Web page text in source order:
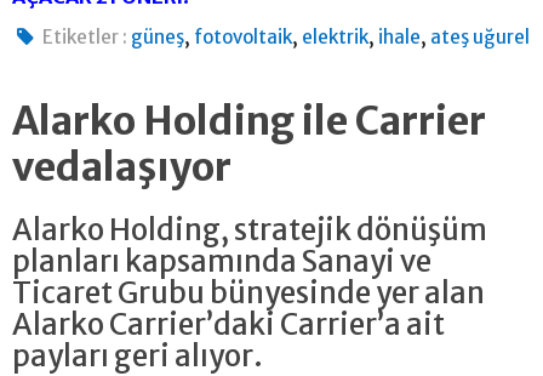
Etiketler : güneş, fotovoltaik, elektrik, ihale, ateş uğurel
Alarko Holding ile Carrier
vedalaşıyor
Alarko Holding, stratejik dönüşüm
planları kapsamında Sanayi ve
Ticaret Grubu bünyesinde yer alan
Alarko Carrier’daki Carrier’a ait
payları geri alıyor.